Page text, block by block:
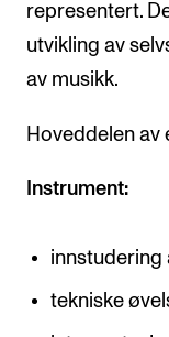
representert.
utvikling av
av musikk.
Hoveddelen
Instrument:
innstudering
tekniske